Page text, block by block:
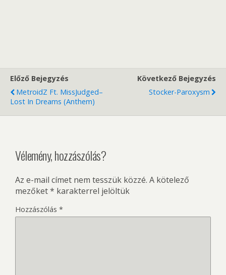
Előző Bejegyzés
MetroidZ Ft. MissJudged–
Lost In Dreams (Anthem)
Következő Bejegyzés
Stocker-Paroxysm
Vélemény, hozzászólás?
Az e-mail címet nem tesszük közzé. A kötelező
mezőket* karakterrel jelöltük
Hozzászólás *